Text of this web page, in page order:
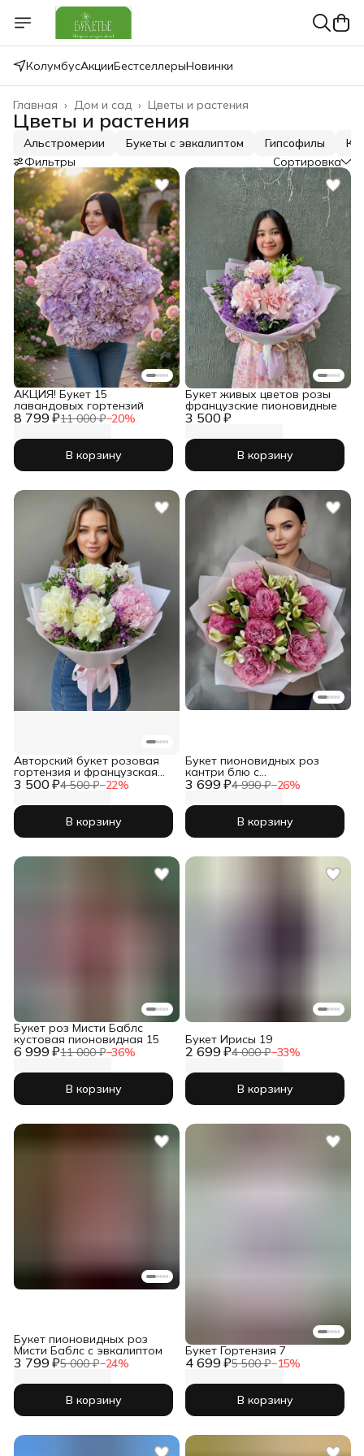
КолумбусАкцииБестселлерыНовинки
Цветы и растения
Дом и сад ›
Главная ›
Цветы и растения
Альстромерии Букеты с эвкалиптом Гипсофилы
Фильтры
Сортировка
8 799 ₽11 000 ₽−20%
АКЦИЯ! Букет 15
лавандовых гортензий
В корзину
3 500 ₽
Букет живых цветов розы
французские пионовидные
В корзину
3 500 ₽4 500 ₽−22%
Авторский букет розовая
гортензия и французская
роза белая
В корзину
3 699 ₽4 990 ₽−26%
Букет пионовидных роз
кантри блю с
альстромериями
В корзину
6 999 ₽11 000 ₽−36%
Букет роз Мисти Баблс
кустовая пионовидная 15
В корзину
2 699 ₽4 000 ₽−33%
Букет Ирисы 19
В корзину
3 799 ₽5 000 ₽−24%
Букет пионовидных роз
Мисти Баблс с эвкалиптом
В корзину
4 699 ₽5 500 ₽−15%
Букет Гортензия 7
В корзину